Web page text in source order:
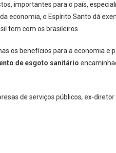
importantes para o país,
economia, o Espírito Santo dá
tem com os brasileiros.
os benefícios para a economia e
de esgoto sanitário
de serviços públicos, ex-